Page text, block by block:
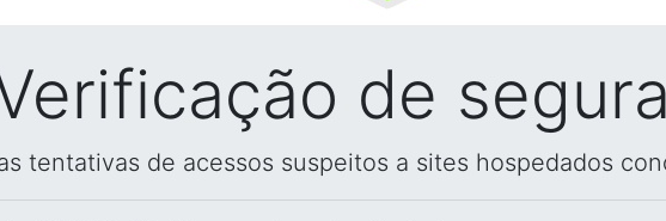
de
tentativas de acessos suspeitos a sites hospedados